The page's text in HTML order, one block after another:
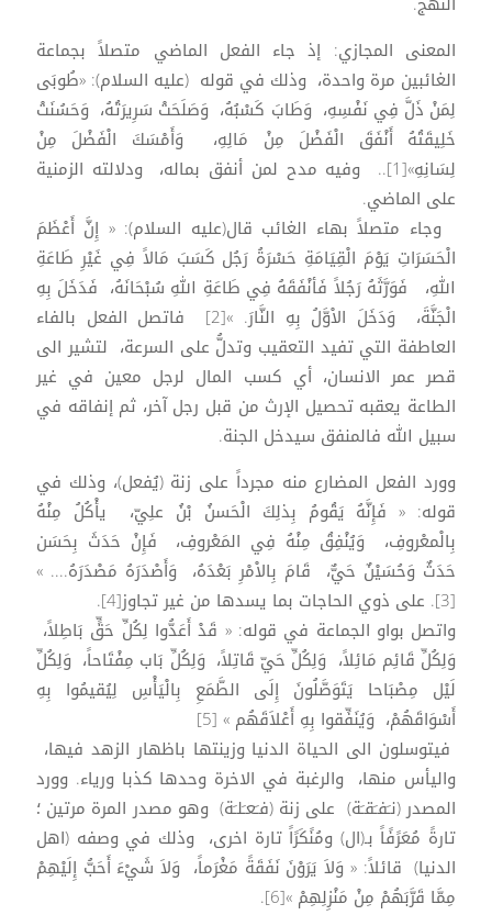
المعنى المجازي: إذ جاء الفعل الماضي متصلاً بجماعة
الغائبين مرة واحدة، وذلك في قوله (عليه السلام): «طُوبَى
لِمَنْ ذَلَّ فِي نَفْسِهِ، وَطَابَ كَسْبُهُ، وَصَلَحَتْ سَرِيرَتُهُ، وَحَسُنَتْ
خَلِيقَتُهُ أَنْفَقَ الْفَضْلَ مِنْ مَالِهِ، وَأَمْسَكَ الْفَضْلَ مِنْ
لِسَانِهِ»[1].. وفيه مدح لمن أنفق بماله، ودلالته الزمنية
على الماضي.
وجاء متصلاً بهاء الغائب قال(عليه السلام): « إِنَّ أَعْظَمَ
الْحَسَرَاتِ يَوْمَ الْقِيَامَةِ حَسْرَةُ رَجُل كَسَبَ مَالاً فِي غَيْرِ طَاعَةِ
اللهِ، فَوَرَّثَهُ رَجُلاً فَأنْفَقَهُ فِي طَاعَةِ اللهِ سُبْحَانَهُ، فَدَخَلَ بِهِ
الْجَنَّةَ، وَدَخَلَ الاْوَّلُ بِهِ النَّارَ. »[2] فاتصل الفعل بالفاء
العاطفة التي تفيد التعقيب وتدلُّ على السرعة، لتشير الى
قصر عمر الانسان، أي كسب المال لرجل معين في غير
الطاعة يعقبه تحصيل الإرث من قبل رجل آخر، ثم إنفاقه في
سبيل الله فالمنفق سيدخل الجنة.
وورد الفعل المضارع منه مجرداً على زنة (يُفعل)، وذلك في
قوله: « فَإِنَّهُ يَقُومُ بِذلِكَ الْحَسنُ بْنُ علِيّ، يأْكُلُ مِنْهُ
بِالْمعْروفِ، وَيُنْفِقُ مِنْهُ فِي المَعْروفِ، فَإِنْ حَدَثَ بِحَسَن
حَدَثٌ وَحُسَيْنٌ حَيٌّ، قَامَ بِالاْمْرِ بَعْدَهُ، وَأَصْدَرَهُ مَصْدَرَهُ.... »
[3]. على ذوي الحاجات بما يسدها من غير تجاوز[4].
واتصل بواو الجماعة في قوله: « قَدْ أَعَدُّوا لِكُلِّ حَقٍّ بَاطِلاً،
وَلِكُلِّ قَائِم مَائِلاً، وَلِكُلِّ حَيّ قَاتِلاً، وَلِكُلِّ بَاب مِفْتَاحاً، وَلِكُلِّ
لَيْل مِصْبَاحا يَتَوَصَّلُونَ إِلَى الطَّمَعِ بِالْيَأْسِ لِيُقيمُوا بِهِ
أَسْوَاقَهُمْ، وَيُنَفِّقوا بِهِ أَعْلاَقَهُم » [5]
فيتوسلون الى الحياة الدنيا وزينتها باظهار الزهد فيها،
واليأس منها، والرغبة في الاخرة وحدها كذبا ورياء. وورد
المصدر (نـَفـَقـَة) على زنة (فـَعـَلـَة) وهو مصدر المرة مرتين ؛
تارةً مُعَرًفًاً بـ(ال) ومُنًكَرًاً تارة اخرى، وذلك في وصفه (اهل
الدنيا) قائلاً: « وَلاَ يَرَوْنَ نَفَقَةً مَغْرَماً، وَلاَ شَيْءَ أَحَبُّ إِلَيْهِمْ
مِمَّا قَرَّبَهُمْ مِنْ مَنْزِلِهِمْ »[6].